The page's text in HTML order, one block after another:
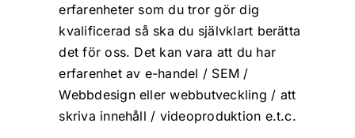
erfarenheter som du tror gör dig
kvalificerad så ska du självklart berätta
det för oss. Det kan vara att du har
erfarenhet av e-handel / SEM /
Webbdesign eller webbutveckling / att
skriva innehåll / videoproduktion e.t.c.